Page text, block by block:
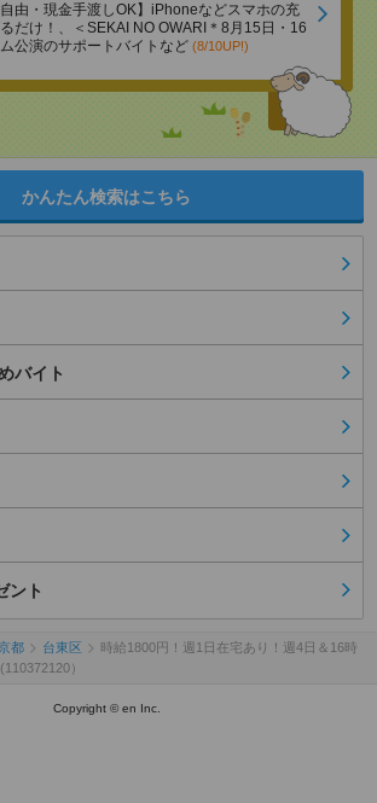
自由・現金手渡しOK】iPhoneなどスマホの充
だけ！、＜SEKAI NO OWARI＊8月15日・16
公演のサポートバイトなど (8/10UP!)
かんたん検索はこちら
バイト
ント
都 台東区
時給1800円！週1日在宅あり！週4日＆16時
）
Copyright © en Inc.